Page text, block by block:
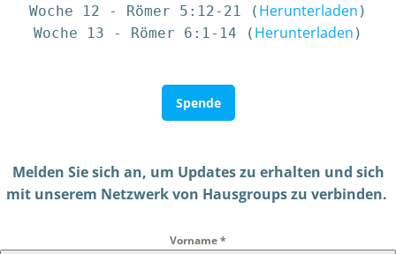
Woche 12 - Römer 5:12-21 ( Herunterladen )
Woche 13 - Römer 6:1-14 ( Herunterladen )
Spende
Melden Sie sich an, um Updates zu erhalten und sich
mit unserem Netzwerk von Hausgroups zu verbinden.
Vorname*